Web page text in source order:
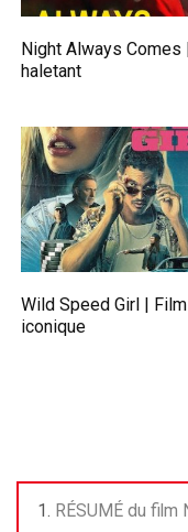
Night Always Comes
haletant
Wild Speed Girl | Film
iconique
RÉSUMÉ du film